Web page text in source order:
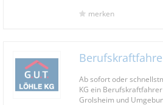
merken
Ab sofort oder
KG ein
Grolsheim und